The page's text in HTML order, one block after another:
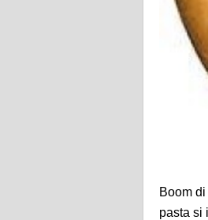
Boom
pasta si